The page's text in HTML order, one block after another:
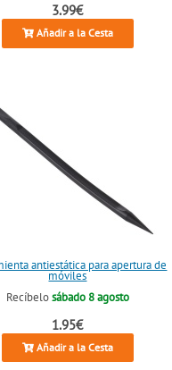
3.99€
Añadir a la Cesta
antiestática para apertura de
móviles
Recíbelosábado 8 agosto
1.95€
Añadir a la Cesta